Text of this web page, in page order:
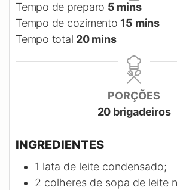
Tempo de preparo 5minutes
mins
Tempo de cozimento 15minutes
mins
Tempo total 20minutes
mins
PORÇÕES
20 brigadeiros
INGREDIENTES
1 lata de leite condensado;
2 colheres de sopa de leite